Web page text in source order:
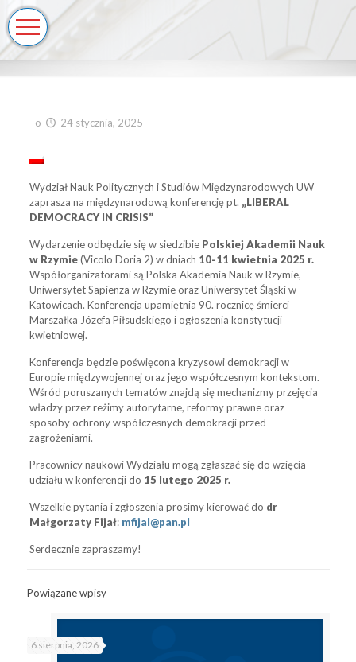
o 24 stycznia, 2025
Wydział Nauk Politycznych i Studiów Międzynarodowych UW
zaprasza na międzynarodową konferencję pt. „LIBERAL
DEMOCRACY IN CRISIS”
Wydarzenie odbędzie się w siedzibie Polskiej Akademii Nauk
w Rzymie(Vicolo Doria 2) w dniach 10-11 kwietnia 2025 r.
Współorganizatorami są Polska Akademia Nauk w Rzymie,
Uniwersytet Sapienza w Rzymie oraz Uniwersytet Śląski w
Katowicach. Konferencja upamiętnia 90. rocznicę śmierci
Marszałka Józefa Piłsudskiego i ogłoszenia konstytucji
kwietniowej.
Konferencja będzie poświęcona kryzysowi demokracji w
Europie międzywojennej oraz jego współczesnym kontekstom.
Wśród poruszanych tematów znajdą się mechanizmy przejęcia
władzy przez reżimy autorytarne, reformy prawne oraz
sposoby ochrony współczesnych demokracji przed
zagrożeniami.
Pracownicy naukowi Wydziału mogą zgłaszać się do wzięcia
udziału w konferencji do 15 lutego 2025 r.
Wszelkie pytania i zgłoszenia prosimy kierować do dr
Małgorzaty Fijał: mfijal@pan.pl
Serdecznie zapraszamy!
Powiązane wpisy
6 sierpnia, 2026